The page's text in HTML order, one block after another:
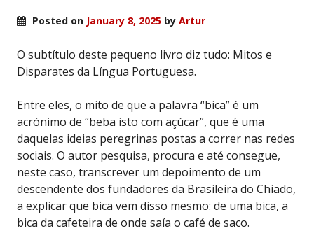
Posted on January 8, 2025 by Artur
O subtítulo deste pequeno livro diz tudo: Mitos e
Disparates da Língua Portuguesa.
Entre eles, o mito de que a palavra “bica” é um
acrónimo de “beba isto com açúcar”, que é uma
daquelas ideias peregrinas postas a correr nas redes
sociais. O autor pesquisa, procura e até consegue,
neste caso, transcrever um depoimento de um
descendente dos fundadores da Brasileira do Chiado,
a explicar que bica vem disso mesmo: de uma bica, a
bica da cafeteira de onde saía o café de saco.